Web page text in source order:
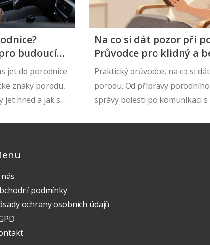
budoucí
jet do porodnice
znaky porodu,
jet hned a jak se
Na co si dát pozor při
Průvodce pro klidný a
průběh
Praktický průvodce, na co si
porodu. Od přípravy
správy bolesti po komunikaci
podmínky
ochrany osobních údajů